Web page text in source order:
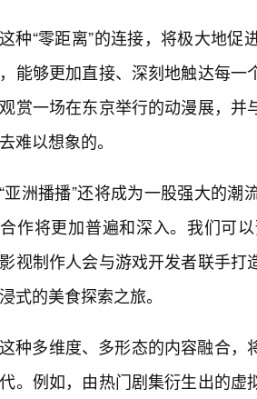
这种“零距离”的连接，将极大地
能够更加直接、深刻地触达每
赏一场在东京举行的动漫展，
难以想象的。
“亚洲播播”还将成为一股强大的
作将更加普遍和深入。我们可
视制作人会与游戏开发者联手
式的美食探索之旅。
这种多维度、多形态的内容融合，
。例如，由热门剧集衍生出的